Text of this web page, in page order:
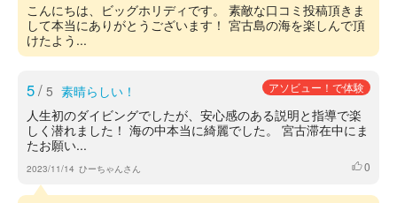
こんにちは、ビッグホリディです。 素敵な口コミ投稿頂きま
して本当にありがとうございます！ 宮古島の海を楽しんで頂
けたよう...
5/ 5 素晴らしい！ アソビュー！で体験
人生初のダイビングでしたが、安心感のある説明と指導で楽
しく潜れました！ 海の中本当に綺麗でした。 宮古滞在中にま
たお願い...
2023/11/14 ひーちゃんさん いいね
0